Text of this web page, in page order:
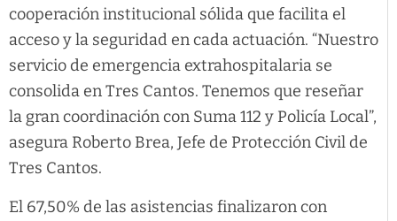
cooperación institucional sólida que facilita el
acceso y la seguridad en cada actuación. “Nuestro
servicio de emergencia extrahospitalaria se
consolida en Tres Cantos. Tenemos que reseñar
la gran coordinación con Suma 112 y Policía Local”,
asegura Roberto Brea, Jefe de Protección Civil de
Tres Cantos.
El 67,50% de las asistencias finalizaron con